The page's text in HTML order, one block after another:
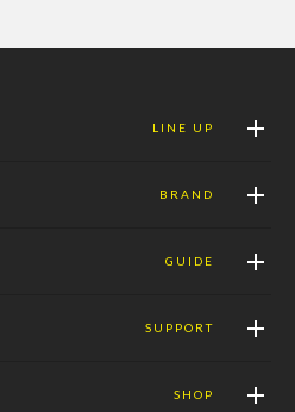
LINE UP
BRAND
GUIDE
SUPPORT
SHOP